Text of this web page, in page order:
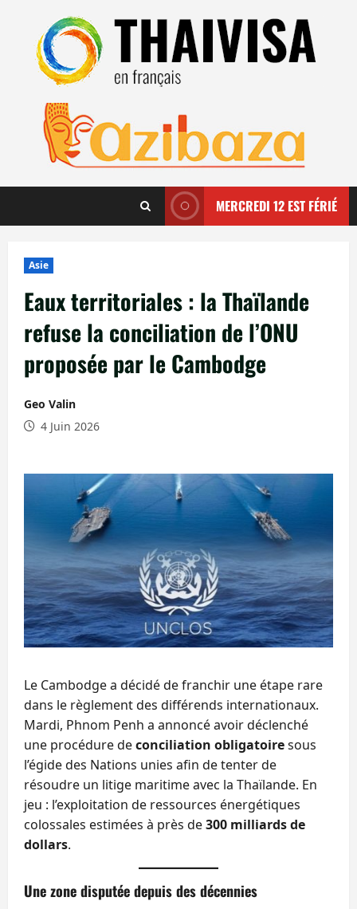
contenu
MERCREDI 12 EST FÉRIÉ
Asie
Eaux territoriales : la Thaïlande
refuse la conciliation de l’ONU
proposée par le Cambodge
Geo Valin
4 Juin 2026
Le Cambodge a décidé de franchir une étape rare
dans le règlement des différends internationaux.
Mardi, Phnom Penh a annoncé avoir déclenché
une procédure deconciliation obligatoiresous
l’égide des Nations unies afin de tenter de
résoudre un litige maritime avec la Thaïlande. En
jeu : l’exploitation de ressources énergétiques
colossales estimées à près de300 milliards de
dollars.
Une zone disputée depuis des décennies